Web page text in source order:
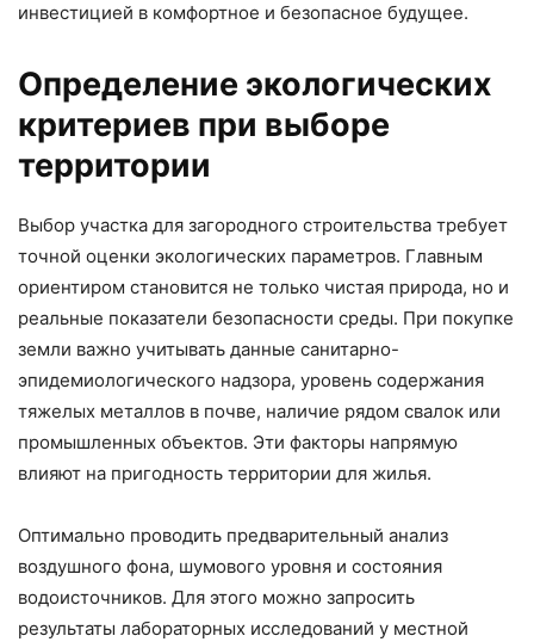
инвестицией в комфортное и безопасное будущее.
Определение экологических
критериев при выборе
территории
Выбор участка для загородного строительства требует
точной оценки экологических параметров. Главным
ориентиром становится не только чистая природа, но и
реальные показатели безопасности среды. При покупке
земли важно учитывать данные санитарно-
эпидемиологического надзора, уровень содержания
тяжелых металлов в почве, наличие рядом свалок или
промышленных объектов. Эти факторы напрямую
влияют на пригодность территории для жилья.
Оптимально проводить предварительный анализ
воздушного фона, шумового уровня и состояния
водоисточников. Для этого можно запросить
результаты лабораторных исследований у местной